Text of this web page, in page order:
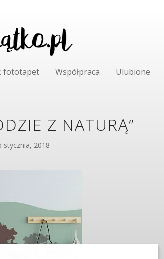
fototapet Współpraca Ulubione
Z NATURĄ”
stycznia, 2018